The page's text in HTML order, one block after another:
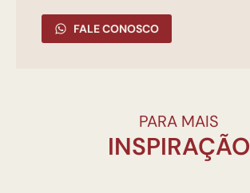
FALE CONOSCO
PARA MAIS
INSPIRAÇÃO